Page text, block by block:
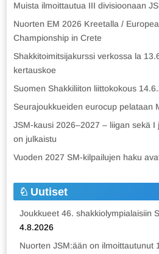
Muista ilmoittautua III divisioonaan
Nuorten EM 2026 Kreetalla /
Championship in Crete
Shakkitoimitsijakurssi verkossa la
kertauskoe
Suomen Shakkiliiton liittokokous
Seurajoukkueiden eurocup pelataan
JSM-kausi 2026–2027 – liigan sekä
on julkaistu
Vuoden 2027 SM-kilpailujen haku
Uutiset
Joukkueet 46. shakkiolympialaisiin
4.8.2026
Nuorten JSM:ään on ilmoittautunut